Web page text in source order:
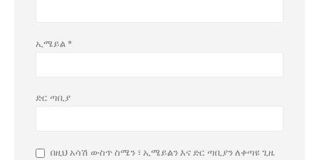
ኢሜይል *
ድር ጣቢያ
በዚህ አሳሽ ውስጥ ስሜን ፣ ኢሜይልን እና ድር ጣቢያን ለቀጣዩ ጊዜ